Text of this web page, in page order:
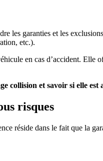
les garanties et les
etc.).
en cas d’accident. Elle
collision et savoir si elle est
risques
réside dans le fait que la